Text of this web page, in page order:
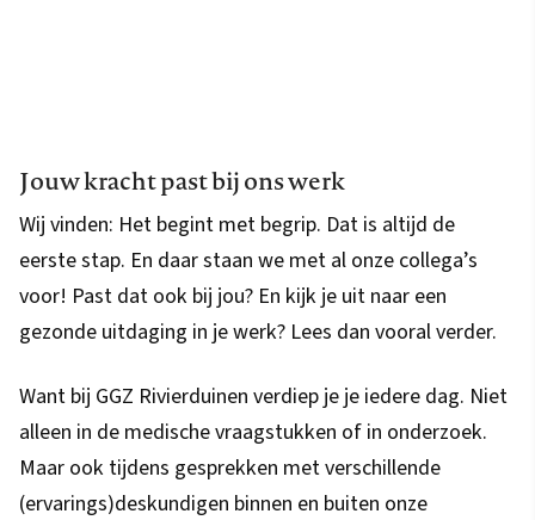
Jouw kracht past bij ons werk
Wij vinden: Het begint met begrip. Dat is altijd de
eerste stap. En daar staan we met al onze collega’s
voor! Past dat ook bij jou? En kijk je uit naar een
gezonde uitdaging in je werk? Lees dan vooral verder.
Want bij GGZ Rivierduinen verdiep je je iedere dag. Niet
alleen in de medische vraagstukken of in onderzoek.
Maar ook tijdens gesprekken met verschillende
(ervarings)deskundigen binnen en buiten onze